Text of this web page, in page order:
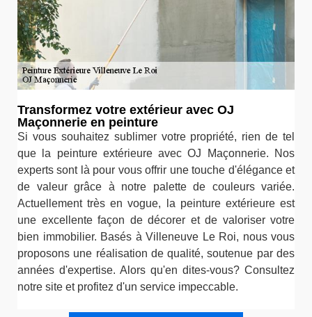
Transformez votre extérieur avec OJ
Maçonnerie en peinture
Si vous souhaitez sublimer votre propriété, rien de tel
que la peinture extérieure avec OJ Maçonnerie. Nos
experts sont là pour vous offrir une touche d'élégance et
de valeur grâce à notre palette de couleurs variée.
Actuellement très en vogue, la peinture extérieure est
une excellente façon de décorer et de valoriser votre
bien immobilier. Basés à Villeneuve Le Roi, nous vous
proposons une réalisation de qualité, soutenue par des
années d'expertise. Alors qu'en dites-vous? Consultez
notre site et profitez d'un service impeccable.